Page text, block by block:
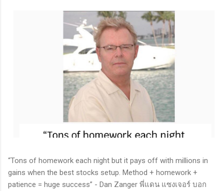
“Tons of homework each night but it pays off with millions in
gains when the best stocks setup. Method + homework +
patience = huge success” - Dan Zanger พี่แดน แซงเจอร์ บอก